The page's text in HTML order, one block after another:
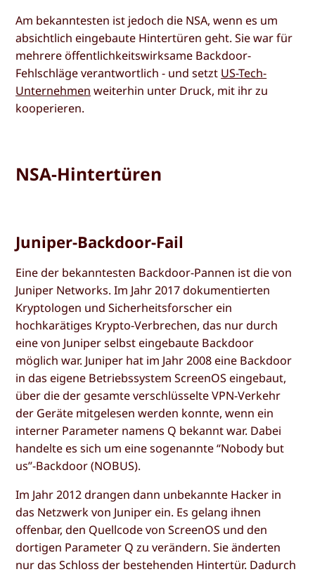
Am bekanntesten ist jedoch die NSA, wenn es um
absichtlich eingebaute Hintertüren geht. Sie war für
mehrere öffentlichkeitswirksame Backdoor-
Fehlschläge verantwortlich - und setzt US-Tech-
Unternehmen weiterhin unter Druck, mit ihr zu
kooperieren.
NSA-Hintertüren
Juniper-Backdoor-Fail
Eine der bekanntesten Backdoor-Pannen ist die von
Juniper Networks. Im Jahr 2017 dokumentierten
Kryptologen und Sicherheitsforscher ein
hochkarätiges Krypto-Verbrechen, das nur durch
eine von Juniper selbst eingebaute Backdoor
möglich war. Juniper hat im Jahr 2008 eine Backdoor
in das eigene Betriebssystem ScreenOS eingebaut,
über die der gesamte verschlüsselte VPN-Verkehr
der Geräte mitgelesen werden konnte, wenn ein
interner Parameter namens Q bekannt war. Dabei
handelte es sich um eine sogenannte “Nobody but
us”-Backdoor (NOBUS).
Im Jahr 2012 drangen dann unbekannte Hacker in
das Netzwerk von Juniper ein. Es gelang ihnen
offenbar, den Quellcode von ScreenOS und den
dortigen Parameter Q zu verändern. Sie änderten
nur das Schloss der bestehenden Hintertür. Dadurch